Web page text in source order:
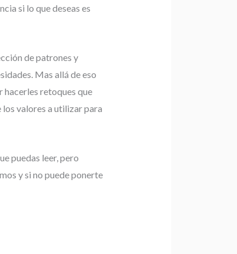
si lo que deseas es
de patrones y
Mas allá de eso
hacerles retoques que
valores a utilizar para
puedas leer, pero
y si no puede ponerte